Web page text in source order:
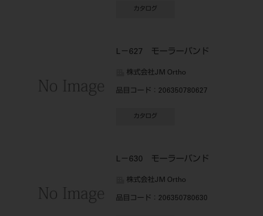
カタログ
L－627 モーラーバンド
株式会社JM Ortho
品目コード ：206350780627
カタログ
L－630 モーラーバンド
株式会社JM Ortho
品目コード ：206350780630